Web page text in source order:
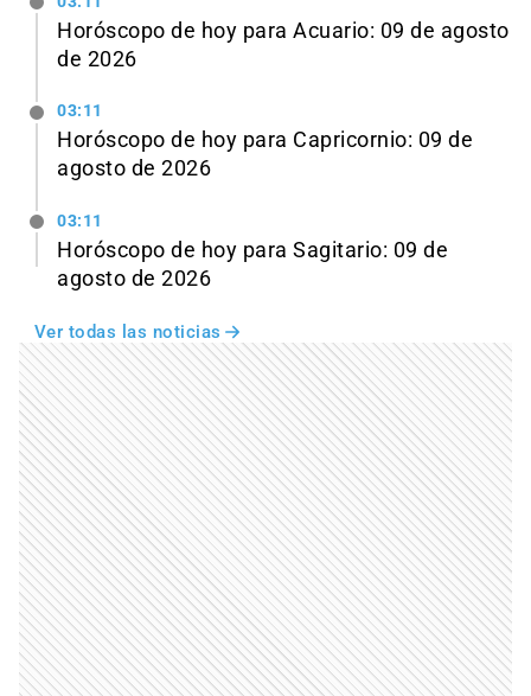
Horóscopo de hoy para Acuario: 09 de agosto
de 2026
03:11
Horóscopo de hoy para Capricornio: 09 de
agosto de 2026
03:11
Horóscopo de hoy para Sagitario: 09 de
agosto de 2026
Ver todas las noticias